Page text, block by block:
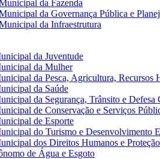
da Fazenda
da Governança Pública e
da Infraestrutura
da Juventude
da Mulher
da Pesca, Agricultura, Recursos
da Saúde
da Segurança, Trânsito e Defesa
de Conservação e Serviços
de Esporte
do Turismo e Desenvolvimento
dos Direitos Humanos e
de Água e Esgoto